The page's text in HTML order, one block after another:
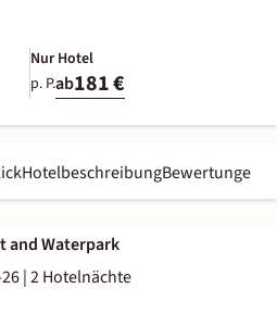
Nur Hotel
p. P.ab181 €
HotelbeschreibungBewertungen
and Waterpark
|2 Hotelnächte